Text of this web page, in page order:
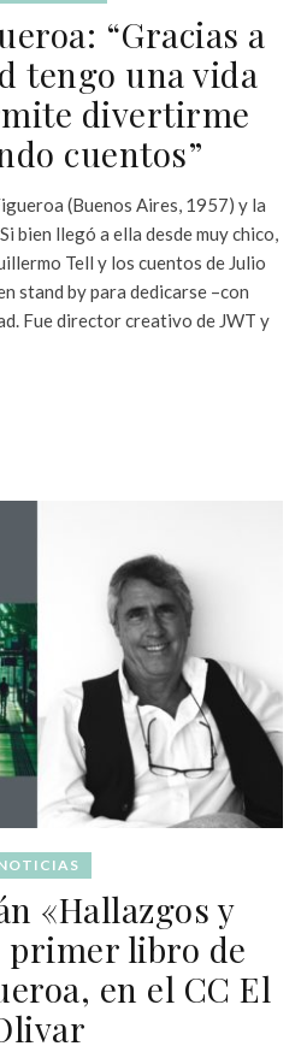
“Gracias a
tengo una vida
divertirme
cuentos”
(Buenos Aires, 1957) y la
bien llegó a ella desde muy chico,
Tell y los cuentos de Julio
stand by para dedicarse –con
Fue director creativo de JWT y
«Hallazgos y
primer libro de
en el CC El